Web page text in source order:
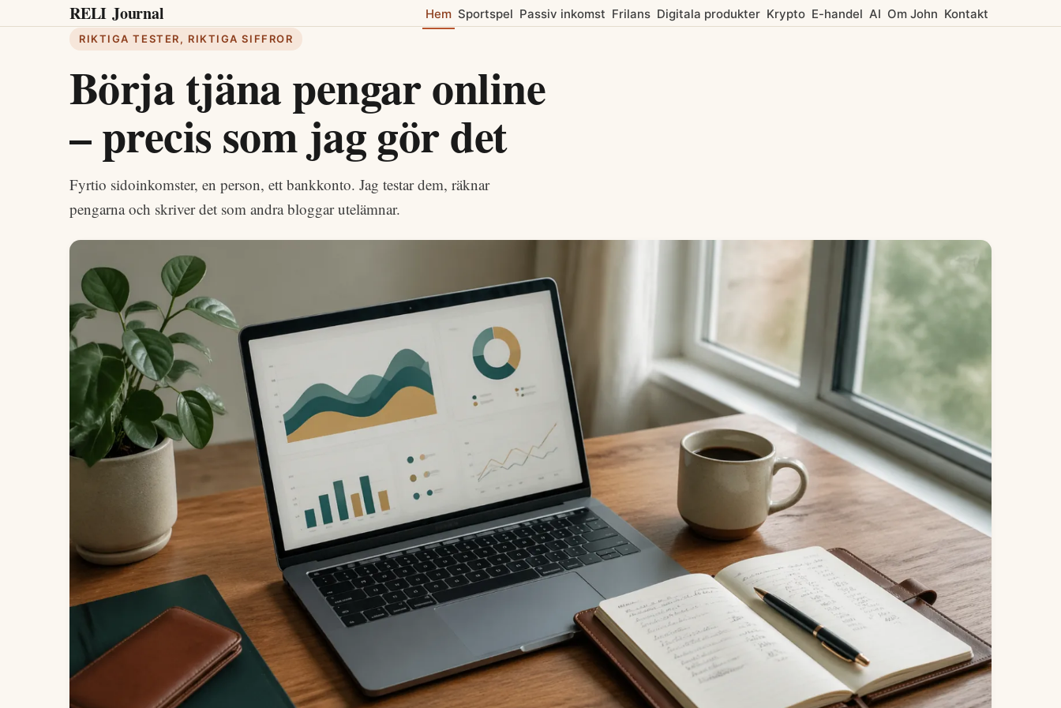
RELI Journal Hem Sportspel Passiv inkomst Frilans Digitala produkter Krypto E-handel AI Om John Kontakt
RIKTIGA TESTER, RIKTIGA SIFFROR
Börja tjäna pengar online
– precis som jag gör det
Fyrtio sidoinkomster, en person, ett bankkonto. Jag testar dem, räknar
pengarna och skriver det som andra bloggar utelämnar.